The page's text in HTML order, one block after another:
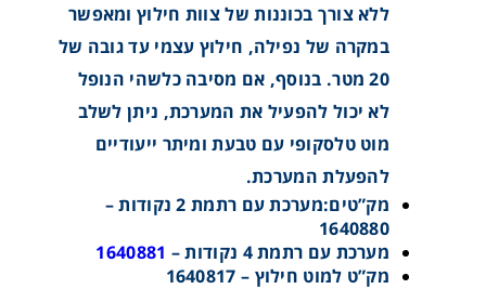
ללא צורך בכוננות של צוות חילוץ ומאפשר
במקרה של נפילה, חילוץ עצמי עד גובה של
20 מטר. בנוסף, אם מסיבה כלשהי הנופל
לא יכול להפעיל את המערכת, ניתן לשלב
מוט טלסקופי עם טבעת ומיתר ייעודיים
להפעלת המערכת.
מק”טים:מערכת עם רתמת 2 נקודות –
1640880
מערכת עם רתמת 4 נקודות –
1640881
מק”ט למוט חילוץ – 1640817